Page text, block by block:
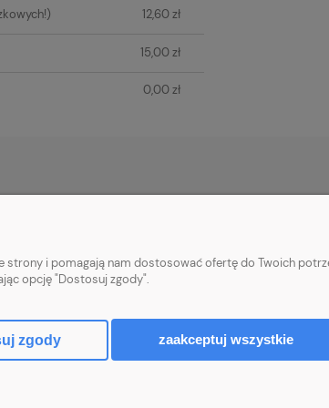
12,60 zł
15,00 zł
0,00 zł
Wysyłka i koszty dostawy
strony i pomagają nam dostosować ofertę do Twoich
opcję "Dostosuj zgody".
zgody zaakceptuj wszystkie